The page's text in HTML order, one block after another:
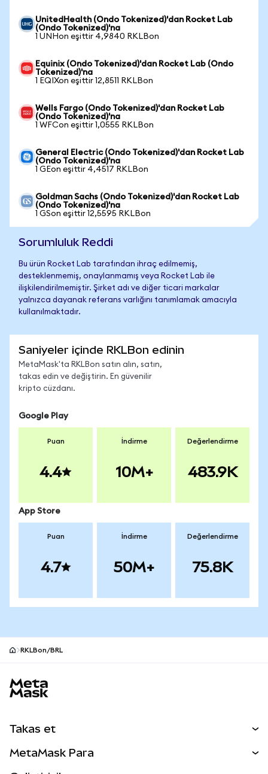
UnitedHealth (Ondo Tokenized)'dan Rocket Lab
(Ondo Tokenized)'na
1 UNHon eşittir 4,9840 RKLBon
Equinix (Ondo Tokenized)'dan Rocket Lab (Ondo
Tokenized)'na
1 EQIXon eşittir 12,8511 RKLBon
Wells Fargo (Ondo Tokenized)'dan Rocket Lab
(Ondo Tokenized)'na
1 WFCon eşittir 1,0555 RKLBon
General Electric (Ondo Tokenized)'dan Rocket Lab
(Ondo Tokenized)'na
1 GEon eşittir 4,4517 RKLBon
Goldman Sachs (Ondo Tokenized)'dan Rocket Lab
(Ondo Tokenized)'na
1 GSon eşittir 12,5595 RKLBon
Sorumluluk Reddi
Bu ürün Rocket Lab tarafından ihraç edilmemiş,
desteklenmemiş, onaylanmamış veya Rocket Lab ile
ilişkilendirilmemiştir. Şirket adı ve diğer ticari markalar
yalnızca dayanak referans varlığını tanımlamak amacıyla
kullanılmaktadır.
Saniyeler içinde RKLBon edinin
MetaMask'ta RKLBon satın alın, satın,
takas edin ve değiştirin. En güvenilir
kripto cüzdanı.
Google Play
Puan
4.4
İndirme
10M+
Değerlendirme
483.9K
App Store
Puan
4.7
İndirme
50M+
Değerlendirme
75.8K
RKLBon/BRL
Takas et
MetaMask Para